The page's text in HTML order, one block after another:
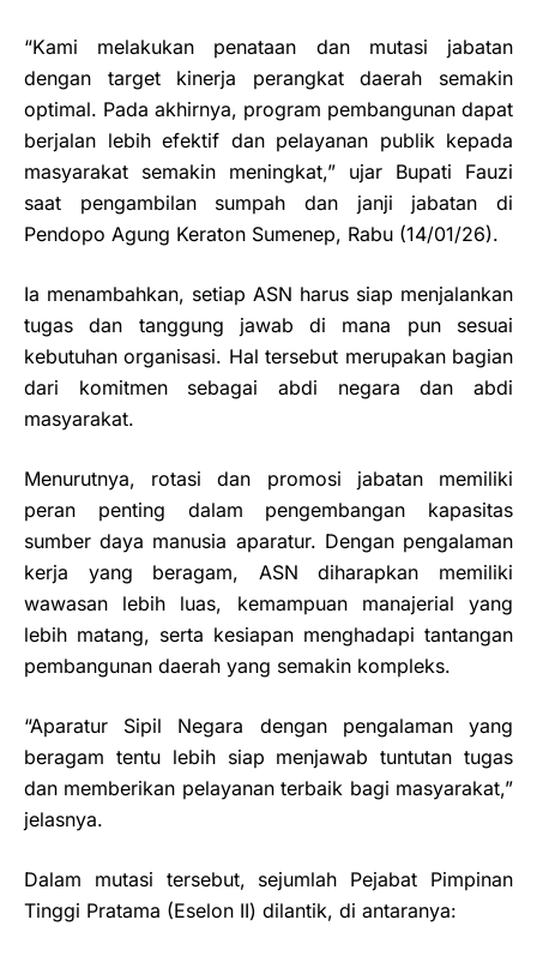
“Kami melakukan penataan dan mutasi jabatan
dengan target kinerja perangkat daerah semakin
optimal. Pada akhirnya, program pembangunan dapat
berjalan lebih efektif dan pelayanan publik kepada
masyarakat semakin meningkat,” ujar Bupati Fauzi
saat pengambilan sumpah dan janji jabatan di
Pendopo Agung Keraton Sumenep, Rabu (14/01/26).
Ia menambahkan, setiap ASN harus siap menjalankan
tugas dan tanggung jawab di mana pun sesuai
kebutuhan organisasi. Hal tersebut merupakan bagian
dari komitmen sebagai abdi negara dan abdi
masyarakat.
Menurutnya, rotasi dan promosi jabatan memiliki
peran penting dalam pengembangan kapasitas
sumber daya manusia aparatur. Dengan pengalaman
kerja yang beragam, ASN diharapkan memiliki
wawasan lebih luas, kemampuan manajerial yang
lebih matang, serta kesiapan menghadapi tantangan
pembangunan daerah yang semakin kompleks.
“Aparatur Sipil Negara dengan pengalaman yang
beragam tentu lebih siap menjawab tuntutan tugas
dan memberikan pelayanan terbaik bagi masyarakat,”
jelasnya.
Dalam mutasi tersebut, sejumlah Pejabat Pimpinan
Tinggi Pratama (Eselon II) dilantik, di antaranya: